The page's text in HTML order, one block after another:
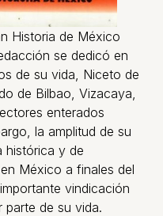
Historia de México
se dedicó en
de su vida, Niceto de
de Bilbao, Vizacaya,
enterados
la amplitud de su
histórica y de
México a finales del
vindicación
parte de su vida.